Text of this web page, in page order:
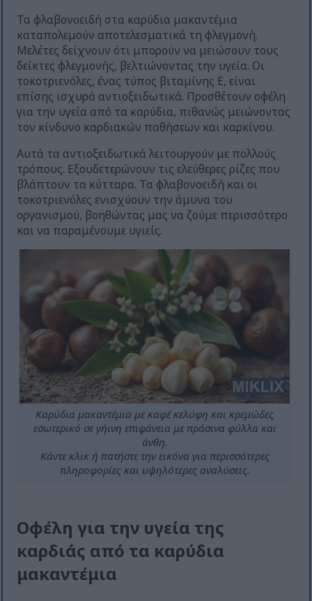
Τα φλαβονοειδή στα καρύδια μακαντέμια
καταπολεμούν αποτελεσματικά τη φλεγμονή.
Μελέτες δείχνουν ότι μπορούν να μειώσουν τους
δείκτες φλεγμονής, βελτιώνοντας την υγεία. Οι
τοκοτριενόλες, ένας τύπος βιταμίνης Ε, είναι
επίσης ισχυρά αντιοξειδωτικά. Προσθέτουν οφέλη
για την υγεία από τα καρύδια, πιθανώς μειώνοντας
τον κίνδυνο καρδιακών παθήσεων και καρκίνου.
Αυτά τα αντιοξειδωτικά λειτουργούν με πολλούς
τρόπους. Εξουδετερώνουν τις ελεύθερες ρίζες που
βλάπτουν τα κύτταρα. Τα φλαβονοειδή και οι
τοκοτριενόλες ενισχύουν την άμυνα του
οργανισμού, βοηθώντας μας να ζούμε περισσότερο
και να παραμένουμε υγιείς.
Καρύδια μακαντέμια με καφέ κελύφη και κρεμώδες
εσωτερικό σε γήινη επιφάνεια με πράσινα φύλλα και
άνθη.
Κάντε κλικ ή πατήστε την εικόνα για περισσότερες
πληροφορίες και υψηλότερες αναλύσεις.
Οφέλη για την υγεία της
καρδιάς από τα καρύδια
μακαντέμια